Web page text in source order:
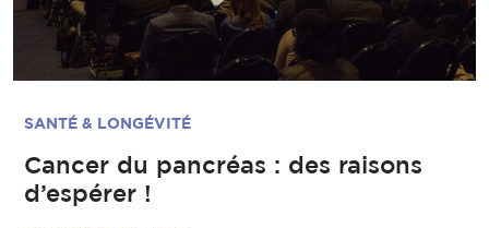
SANTÉ & LONGÉVITÉ
Cancer du pancréas : des raisons
d’espérer !